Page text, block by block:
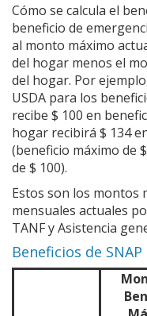
Cómo se calcula el
beneficio de
al monto máximo
del hogar menos el
del hogar. Por
USDA para los
recibe $ 100 en
hogar recibirá $ 134
(beneficio máximo de
de $ 100).
Estos son los montos
mensuales actuales
TANF y Asistencia
Beneficios de